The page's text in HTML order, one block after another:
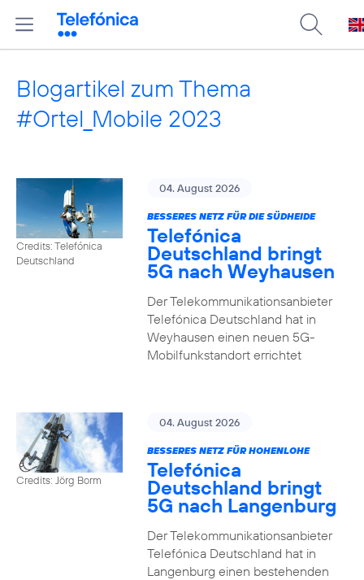
Blogartikel zum Thema
#Ortel_Mobile 2023
Credits: Telefónica
Deutschland
04. August 2026
BESSERES NETZ FÜR DIE SÜDHEIDE
Telefónica
Deutschland bringt
5G nach Weyhausen
Der Telekommunikationsanbieter
Telefónica Deutschland hat in
Weyhausen einen neuen 5G-
Mobilfunkstandort errichtet
Credits: Jörg Borm
04. August 2026
BESSERES NETZ FÜR HOHENLOHE
Telefónica
Deutschland bringt
5G nach Langenburg
Der Telekommunikationsanbieter
Telefónica Deutschland hat in
Langenburg einen bestehenden